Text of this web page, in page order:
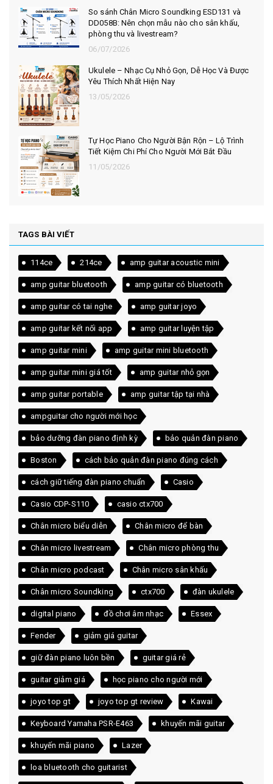
So sánh Chân Micro Soundking ESD131 và
DD058B: Nên chọn mẫu nào cho sân khấu,
phòng thu và livestream?
06/07/2026
Ukulele – Nhạc Cụ Nhỏ Gọn, Dễ Học Và Được
Yêu Thích Nhất Hiện Nay
13/05/2026
Tự Học Piano Cho Người Bận Rộn – Lộ Trình
Tiết Kiệm Chi Phí Cho Người Mới Bắt Đầu
11/05/2026
TAGS BÀI VIẾT
114ce 214ce amp guitar acoustic mini
amp guitar bluetooth amp guitar có bluetooth
amp guitar có tai nghe amp guitar joyo
amp guitar kết nối app amp guitar luyện tập
amp guitar mini amp guitar mini bluetooth
amp guitar mini giá tốt amp guitar nhỏ gọn
amp guitar portable amp guitar tập tại nhà
ampguitar cho người mới học
bảo dưỡng đàn piano định kỳ bảo quản đàn piano
Boston cách bảo quản đàn piano đúng cách
cách giữ tiếng đàn piano chuẩn Casio
Casio CDP-S110 casio ctx700
Chân micro biểu diễn Chân micro để bàn
Chân micro livestream Chân micro phòng thu
Chân micro podcast Chân micro sân khấu
Chân micro Soundking ctx700 đàn ukulele
digital piano đồ chơi âm nhạc Essex
Fender giảm giá guitar
giữ đàn piano luôn bền guitar giá rẻ
guitar giảm giá học piano cho người mới
joyo top gt joyo top gt review Kawai
Keyboard Yamaha PSR-E463 khuyến mãi guitar
khuyến mãi piano Lazer
loa bluetooth cho guitarist